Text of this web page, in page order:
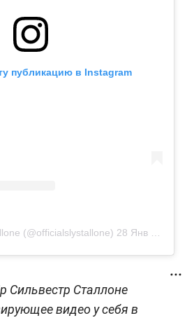
публикацию в Instagram
(@officialslystallone) 28 Янв 2020 в 2:22 PST
Сильвестр Сталлоне
видео у себя в